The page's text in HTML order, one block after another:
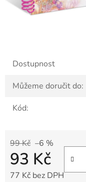
Dostupnost
Můžeme doručit do:
Kód:
99 Kč –6 %
93 Kč
77 Kč bez DPH